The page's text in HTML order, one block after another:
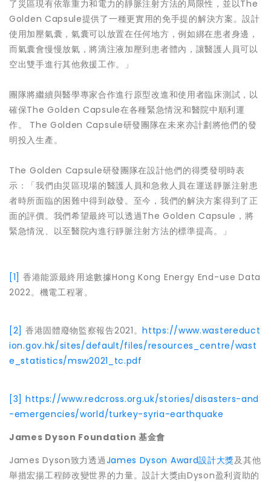
了災區現有依靠重力和電力的靜脈注射方法的局限性，並以The
Golden Capsule提供了一種更實用的免手提的解決方案。設計
使用加壓氣囊，氣囊可以放置在任何地方，例如綁在患者身邊，
而氣囊會慢慢放氣，將滴注液加壓到患者體內，讓醫護人員可以
空出雙手進行其他救援工作。」
團隊將繼續與醫學專家合作進行原型改進和使用者臨床測試，以
確保The Golden Capsule在各種緊急情況和醫院中順利運
作。 The Golden Capsule研發團隊在未來亦計劃將他們的發
明投入生產。
The Golden Capsule研發團隊在設計他們的得獎發明時表
示：「我們由災區現場的醫護人員和急救人員在運送靜脈注射患
者時所面臨的困難中得到啟發。至今，我們的解決方案得到了正
面的評價。我們希望最終可以透過The Golden Capsule，將
緊急情況、以至醫院內進行靜脈注射方法的標準提高。」
[1] 香港能源最終用途數據Hong Kong Energy End-use Data
2022。機電工程署。
[2] 香港固體廢物監察報告2021。https://www.wastereduct
ion.gov.hk/sites/default/files/resources_centre/wast
e_statistics/msw2021_tc.pdf
[3] https://www.redcross.org.uk/stories/disasters-and
-emergencies/world/turkey-syria-earthquake
James Dyson Foundation 基金會
James Dyson致力透過James Dyson Award設計大獎及其他
舉措宏揚工程師改變世界的力量。設計大獎由Dyson盈利資助的